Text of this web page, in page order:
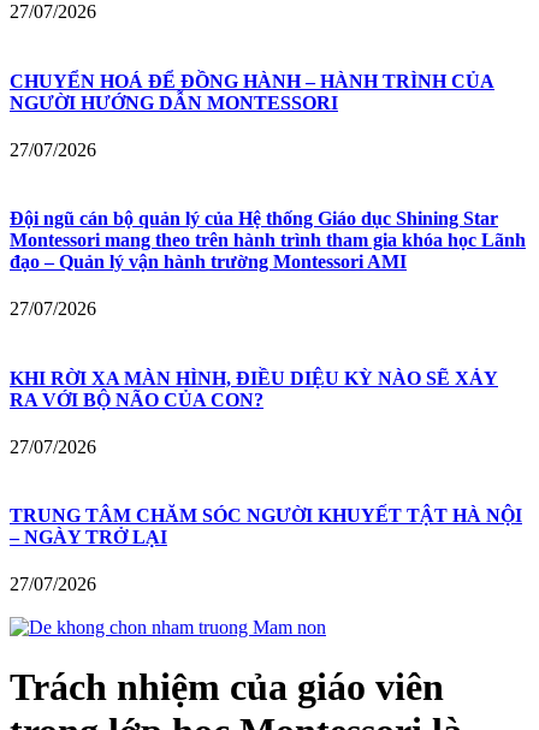
27/07/2026
CHUYỂN HOÁ ĐỂ ĐỒNG HÀNH – HÀNH TRÌNH CỦA
NGƯỜI HƯỚNG DẪN MONTESSORI
27/07/2026
Đội ngũ cán bộ quản lý của Hệ thống Giáo dục Shining Star
Montessori mang theo trên hành trình tham gia khóa học Lãnh
đạo – Quản lý vận hành trường Montessori AMI
27/07/2026
KHI RỜI XA MÀN HÌNH, ĐIỀU DIỆU KỲ NÀO SẼ XẢY
RA VỚI BỘ NÃO CỦA CON?
27/07/2026
TRUNG TÂM CHĂM SÓC NGƯỜI KHUYẾT TẬT HÀ NỘI
– NGÀY TRỞ LẠI
27/07/2026
Trách nhiệm của giáo viên